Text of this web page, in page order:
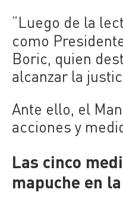
“Luego de la
como
Boric, quien
alcanzar la
Ante ello, el
acciones y
Las cinco
mapuche en